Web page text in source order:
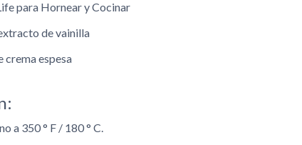
para Hornear y Cocinar
de vainilla
crema espesa
a 350 ° F / 180 ° C.